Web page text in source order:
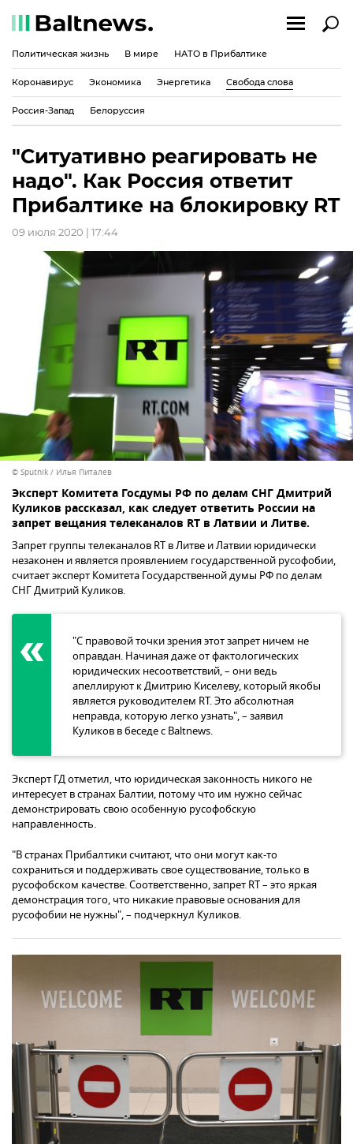
Политическая жизнь В мире НАТО в Прибалтике
Коронавирус Экономика Энергетика Свобода слова
Россия-Запад Белоруссия
"Ситуативно реагировать не
надо". Как Россия ответит
Прибалтике на блокировку RT
09 июля 2020 | 17:44
© Sputnik / Илья Питалев
Эксперт Комитета Госдумы РФ по делам СНГ Дмитрий
Куликов рассказал, как следует ответить России на
запрет вещания телеканалов RT в Латвии и Литве.
Запрет группы телеканалов RT в Литве и Латвии юридически
незаконен и является проявлением государственной русофобии,
считает эксперт Комитета Государственной думы РФ по делам
СНГ Дмитрий Куликов.
"С правовой точки зрения этот запрет ничем не
оправдан. Начиная даже от фактологических
юридических несоответствий, – они ведь
апеллируют к Дмитрию Киселеву, который якобы
является руководителем RT. Это абсолютная
неправда, которую легко узнать", – заявил
Куликов в беседе с Baltnews.
Эксперт ГД отметил, что юридическая законность никого не
интересует в странах Балтии, потому что им нужно сейчас
демонстрировать свою особенную русофобскую
направленность.
"В странах Прибалтики считают, что они могут как-то
сохраниться и поддерживать свое существование, только в
русофобском качестве. Соответственно, запрет RT – это яркая
демонстрация того, что никакие правовые основания для
русофобии не нужны", – подчеркнул Куликов.